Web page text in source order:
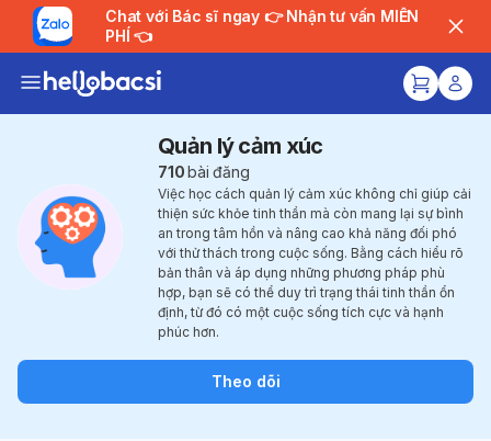
Chat với Bác sĩ ngay 👉 Nhận tư vấn MIỄN
PHÍ 👈
Quản lý cảm xúc
710bài đăng
Việc học cách quản lý cảm xúc không chỉ giúp cải
thiện sức khỏe tinh thần mà còn mang lại sự bình
an trong tâm hồn và nâng cao khả năng đối phó
với thử thách trong cuộc sống. Bằng cách hiểu rõ
bản thân và áp dụng những phương pháp phù
hợp, bạn sẽ có thể duy trì trạng thái tinh thần ổn
định, từ đó có một cuộc sống tích cực và hạnh
phúc hơn.
Theo dõi